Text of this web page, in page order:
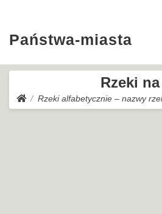
Państwa-miasta
Rzeki
Rzeki alfabetycznie – nazwy